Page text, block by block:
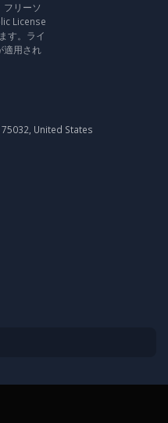
リーソ
License
す。ライ
適用され
United States